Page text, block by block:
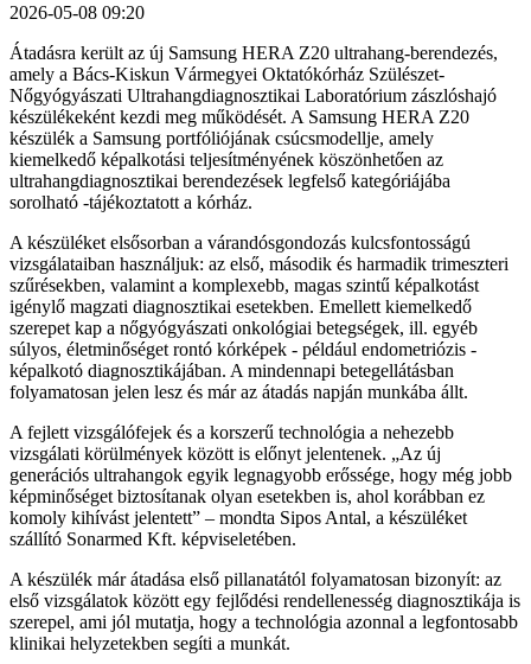
2026-05-08 09:20
Átadásra került az új Samsung HERA Z20 ultrahang-berendezés,
amely a Bács-Kiskun Vármegyei Oktatókórház Szülészet-
Nőgyógyászati Ultrahangdiagnosztikai Laboratórium zászlóshajó
készülékeként kezdi meg működését. A Samsung HERA Z20
készülék a Samsung portfóliójának csúcsmodellje, amely
kiemelkedő képalkotási teljesítményének köszönhetően az
ultrahangdiagnosztikai berendezések legfelső kategóriájába
sorolható -tájékoztatott a kórház.
A készüléket elsősorban a várandósgondozás kulcsfontosságú
vizsgálataiban használjuk: az első, második és harmadik trimeszteri
szűrésekben, valamint a komplexebb, magas szintű képalkotást
igénylő magzati diagnosztikai esetekben. Emellett kiemelkedő
szerepet kap a nőgyógyászati onkológiai betegségek, ill. egyéb
súlyos, életminőséget rontó kórképek - például endometriózis -
képalkotó diagnosztikájában. A mindennapi betegellátásban
folyamatosan jelen lesz és már az átadás napján munkába állt.
A fejlett vizsgálófejek és a korszerű technológia a nehezebb
vizsgálati körülmények között is előnyt jelentenek. „Az új
generációs ultrahangok egyik legnagyobb erőssége, hogy még jobb
képminőséget biztosítanak olyan esetekben is, ahol korábban ez
komoly kihívást jelentett” – mondta Sipos Antal, a készüléket
szállító Sonarmed Kft. képviseletében.
A készülék már átadása első pillanatától folyamatosan bizonyít: az
első vizsgálatok között egy fejlődési rendellenesség diagnosztikája is
szerepel, ami jól mutatja, hogy a technológia azonnal a legfontosabb
klinikai helyzetekben segíti a munkát.